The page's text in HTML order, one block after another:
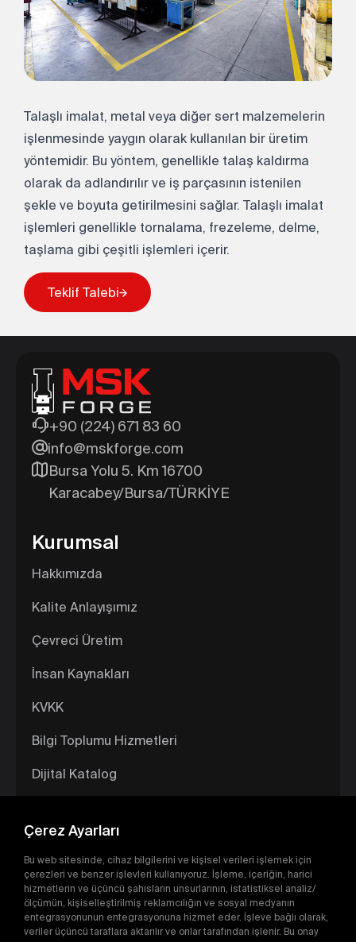
Talaşlı imalat, metal veya diğer sert malzemelerin
işlenmesinde yaygın olarak kullanılan bir üretim
yöntemidir. Bu yöntem, genellikle talaş kaldırma
olarak da adlandırılır ve iş parçasının istenilen
şekle ve boyuta getirilmesini sağlar. Talaşlı imalat
işlemleri genellikle tornalama, frezeleme, delme,
taşlama gibi çeşitli işlemleri içerir.
Teklif Talebi
Teklif Talebi
+90 (224) 671 83 60
info@mskforge.com
Bursa Yolu 5. Km 16700
Karacabey/Bursa/TÜRKİYE
Kurumsal
Hakkımızda
Kalite Anlayışımız
Çevreci Üretim
İnsan Kaynakları
KVKK
Bilgi Toplumu Hizmetleri
Dijital Katalog
Çerez Ayarları
Bu web sitesinde, cihaz bilgilerini ve kişisel verileri işlemek için
çerezleri ve benzer işlevleri kullanıyoruz. İşleme, içeriğin, harici
hizmetlerin ve üçüncü şahısların unsurlarının, istatistiksel analiz/
ölçümün, kişiselleştirilmiş reklamcılığın ve sosyal medyanın
entegrasyonunun entegrasyonuna hizmet eder. İşleve bağlı olarak,
veriler üçüncü taraflara aktarılır ve onlar tarafından işlenir. Bu onay